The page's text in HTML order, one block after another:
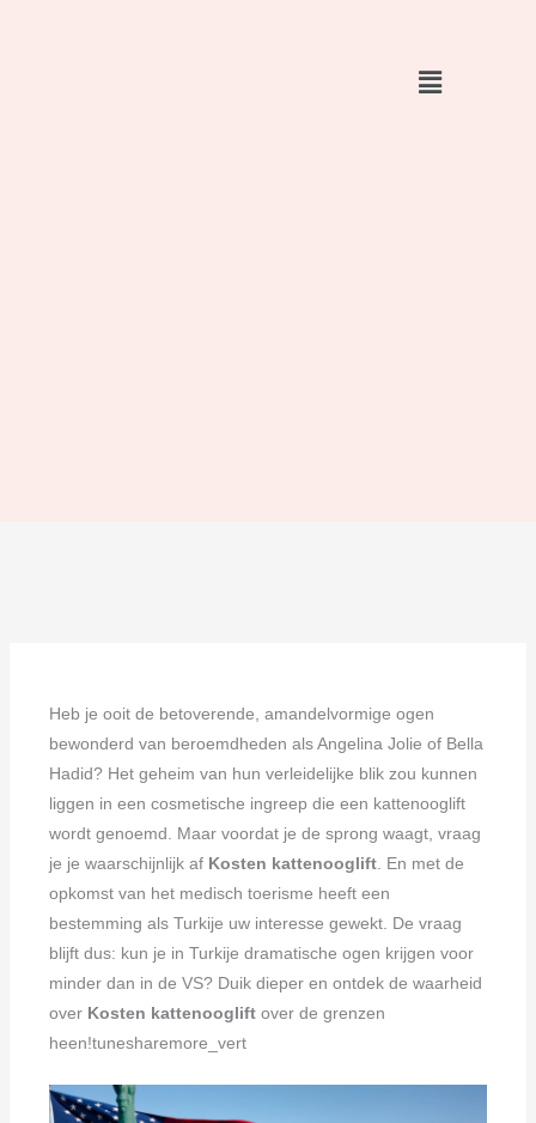
Heb je ooit de betoverende, amandelvormige ogen
bewonderd van beroemdheden als Angelina Jolie of Bella
Hadid? Het geheim van hun verleidelijke blik zou kunnen
liggen in een cosmetische ingreep die een kattenooglift
wordt genoemd. Maar voordat je de sprong waagt, vraag
je je waarschijnlijk af Kosten kattenooglift . En met de
opkomst van het medisch toerisme heeft een
bestemming als Turkije uw interesse gewekt. De vraag
blijft dus: kun je in Turkije dramatische ogen krijgen voor
minder dan in de VS? Duik dieper en ontdek de waarheid
over Kosten kattenooglift over de grenzen
heen!tunesharemore_vert